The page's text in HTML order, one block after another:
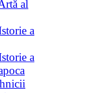
al
a
a